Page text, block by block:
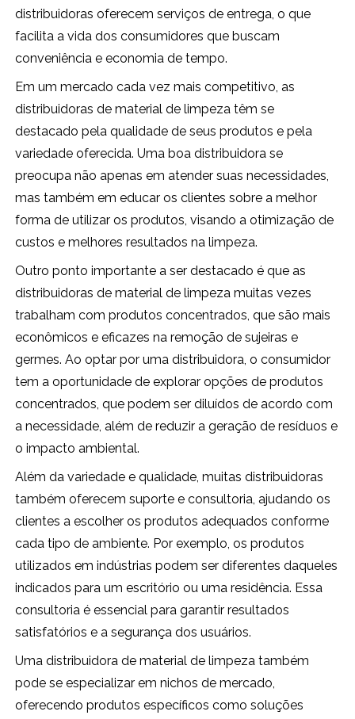
distribuidoras oferecem serviços de entrega, o que
facilita a vida dos consumidores que buscam
conveniência e economia de tempo.
Em um mercado cada vez mais competitivo, as
distribuidoras de material de limpeza têm se
destacado pela qualidade de seus produtos e pela
variedade oferecida. Uma boa distribuidora se
preocupa não apenas em atender suas necessidades,
mas também em educar os clientes sobre a melhor
forma de utilizar os produtos, visando a otimização de
custos e melhores resultados na limpeza.
Outro ponto importante a ser destacado é que as
distribuidoras de material de limpeza muitas vezes
trabalham com produtos concentrados, que são mais
econômicos e eficazes na remoção de sujeiras e
germes. Ao optar por uma distribuidora, o consumidor
tem a oportunidade de explorar opções de produtos
concentrados, que podem ser diluídos de acordo com
a necessidade, além de reduzir a geração de resíduos e
o impacto ambiental.
Além da variedade e qualidade, muitas distribuidoras
também oferecem suporte e consultoria, ajudando os
clientes a escolher os produtos adequados conforme
cada tipo de ambiente. Por exemplo, os produtos
utilizados em indústrias podem ser diferentes daqueles
indicados para um escritório ou uma residência. Essa
consultoria é essencial para garantir resultados
satisfatórios e a segurança dos usuários.
Uma distribuidora de material de limpeza também
pode se especializar em nichos de mercado,
oferecendo produtos específicos como soluções